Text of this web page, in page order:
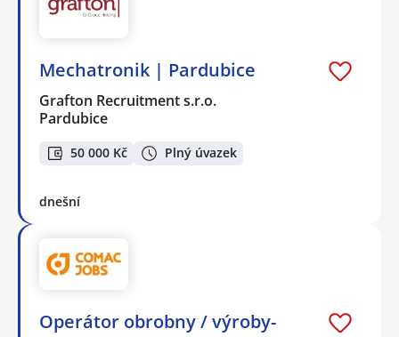
Mechatronik | Pardubice
Grafton Recruitment s.r.o.
Pardubice
50 000 Kč Plný úvazek
dnešní
Operátor obrobny / výroby-